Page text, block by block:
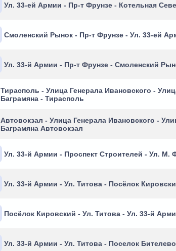
Ул. 33-ей Армии - Пр-т Фрунзе - Котельная
Смоленский Рынок - Пр-т Фрунзе - Ул. 33-ей
Ул. 33-й Армии - Пр-т Фрунзе - Смоленский
Тирасполь - Улица Генерала Ивановского -
Баграмяна - Тирасполь
Автовокзал - Улица Генерала Ивановского -
Баграмяна Автовокзал
Ул. 33-й Армии - Проспект Строителей - Ул. М.
Ул. 33-й Армии - Ул. Титова - Посёлок
Посёлок Кировский - Ул. Титова - Ул. 33-й
Ул. 33-й Армии - Ул. Титова - Поселок Бителево